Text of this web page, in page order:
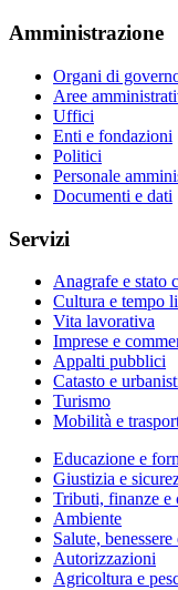
Amministrazione
Organi di
Aree
Uffici
Enti e fondazioni
Politici
Personale
Documenti e dati
Servizi
Anagrafe e stato
Cultura e tempo
Vita lavorativa
Imprese e
Appalti pubblici
Catasto e
Turismo
Mobilità e
Educazione e
Giustizia e
Tributi, finanze e
Ambiente
Salute, benessere
Autorizzazioni
Agricoltura e